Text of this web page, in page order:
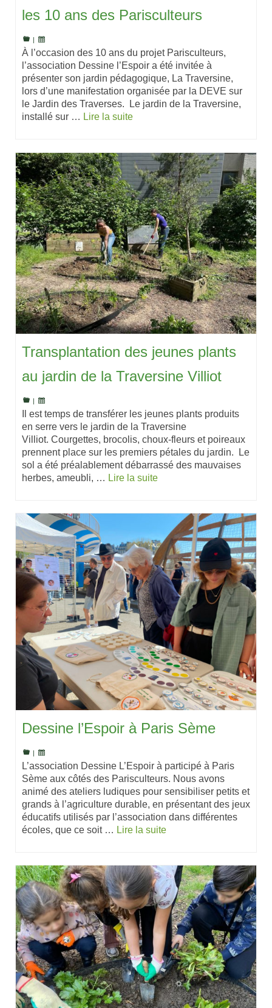
les 10 ans des Parisculteurs
|
À l’occasion des 10 ans du projet Parisculteurs,
l’association Dessine l’Espoir a été invitée à
présenter son jardin pédagogique, La Traversine,
lors d’une manifestation organisée par la DEVE sur
le Jardin des Traverses. Le jardin de la Traversine,
installé sur … Lire la suite
Transplantation des jeunes plants
au jardin de la Traversine Villiot
|
Il est temps de transférer les jeunes plants produits
en serre vers le jardin de la Traversine
Villiot. Courgettes, brocolis, choux-fleurs et poireaux
prennent place sur les premiers pétales du jardin. Le
sol a été préalablement débarrassé des mauvaises
herbes, ameubli, … Lire la suite
Dessine l’Espoir à Paris Sème
|
L’association Dessine L’Espoir à participé à Paris
Sème aux côtés des Parisculteurs. Nous avons
animé des ateliers ludiques pour sensibiliser petits et
grands à l’agriculture durable, en présentant des jeux
éducatifs utilisés par l’association dans différentes
écoles, que ce soit … Lire la suite